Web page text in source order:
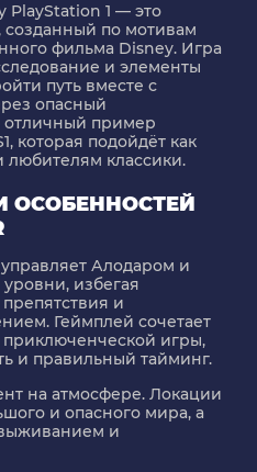
PlayStation 1 — это
по мотивам
фильма Disney. Игра
и элементы
путь вместе с
опасный
отличный пример
которая подойдёт как
любителям классики.
ОСОБЕННОСТЕЙ
Алодаром и
избегая
и
Геймплей сочетает
игры,
и правильный тайминг.
на атмосфере. Локации
и опасного мира, а
и